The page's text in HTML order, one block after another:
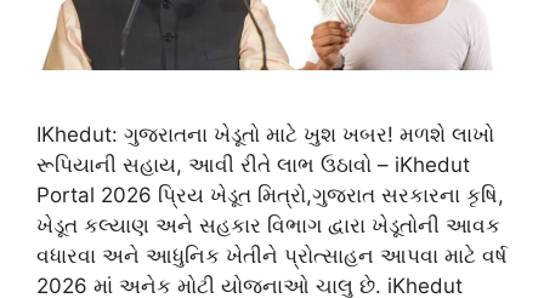
IKhedut: ગુજરાતના ખેડૂતો માટે ખુશ ખબર! મળશે લાખો
રૂપિયાની સહાય, આવી રીતે લાભ ઉઠાવો – iKhedut
Portal 2026 પ્રિય ખેડૂત મિત્રો,ગુજરાત સરકારના કૃષિ,
ખેડૂત કલ્યાણ અને સહકાર વિભાગ દ્વારા ખેડૂતોની આવક
વધારવા અને આધુનિક ખેતીને પ્રોત્સાહન આપવા માટે વર્ષ
2026 માં અનેક મોટી યોજનાઓ ચાલુ છે. iKhedut